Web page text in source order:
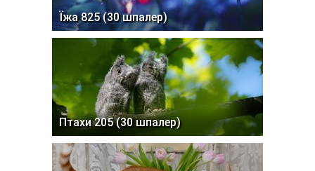
Їжа 825 (30 шпалер)
Птахи 205 (30 шпалер)